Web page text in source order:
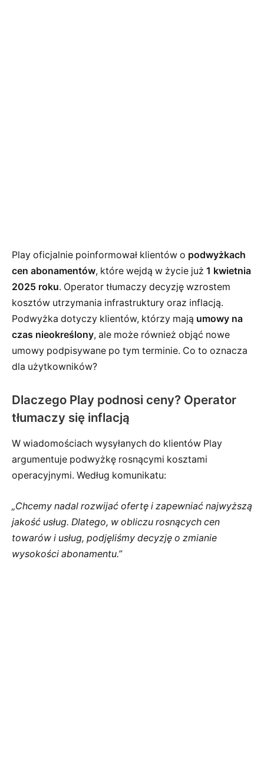
Play oficjalnie poinformował klientów o podwyżkach
cen abonamentów, które wejdą w życie już 1 kwietnia
2025 roku. Operator tłumaczy decyzję wzrostem
kosztów utrzymania infrastruktury oraz inflacją.
Podwyżka dotyczy klientów, którzy mają umowy na
czas nieokreślony, ale może również objąć nowe
umowy podpisywane po tym terminie. Co to oznacza
dla użytkowników?
Dlaczego Play podnosi ceny? Operator
tłumaczy się inflacją
W wiadomościach wysyłanych do klientów Play
argumentuje podwyżkę rosnącymi kosztami
operacyjnymi. Według komunikatu:
„Chcemy nadal rozwijać ofertę i zapewniać najwyższą
jakość usług. Dlatego, w obliczu rosnących cen
towarów i usług, podjęliśmy decyzję o zmianie
wysokości abonamentu.”